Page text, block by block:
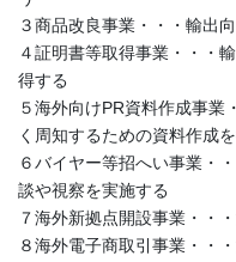
３商品改良事業・・・輸出
４証明書等取得事業・・・
得する
５海外向けPR資料作成事業
く周知するための資料作成
６バイヤー等招へい事業・
談や視察を実施する
７海外新拠点開設事業・・
８海外電子商取引事業・・